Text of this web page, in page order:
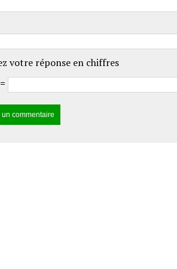
votre réponse en chiffres